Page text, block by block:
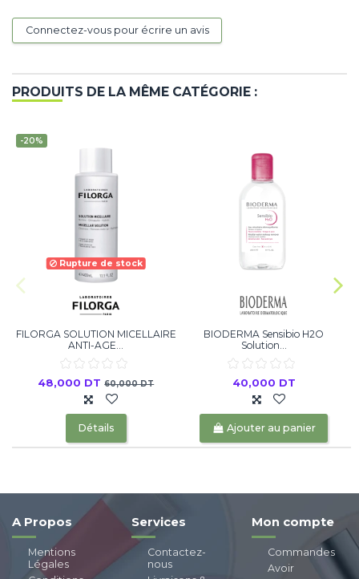
Connectez-vous pour écrire un avis
PRODUITS DE LA MÊME CATÉGORIE :
-20%
Rupture de stock
FILORGA SOLUTION MICELLAIRE
ANTI-AGE...
48,000 DT60,000 DT
Détails
BIODERMA Sensibio H2O
Solution...
40,000 DT
Ajouter au panier
A Propos
Mentions
Légales
Services
Contactez-
nous
Mon compte
Commandes
Avoir